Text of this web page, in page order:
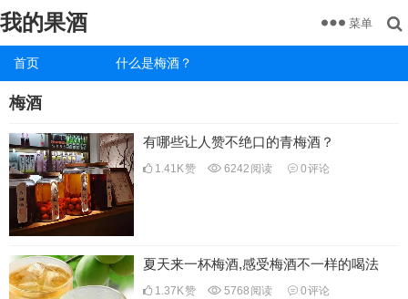
我的果酒
首页 什么是梅酒？
菜单
梅酒
有哪些让人赞不绝口的青梅酒？
1.41K赞 6242 阅读 0评论
夏天来一杯梅酒,感受梅酒不一样的喝法
1.37K赞 5768 阅读 0评论